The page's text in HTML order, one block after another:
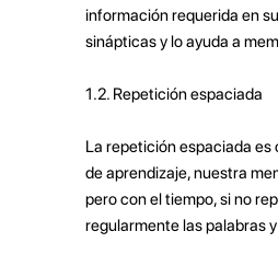
información requerida en
sinápticas y lo ayuda a
1.2. Repetición espaciada
La repetición espaciada
de aprendizaje, nuestra
pero con el tiempo, si no
regularmente las palabras